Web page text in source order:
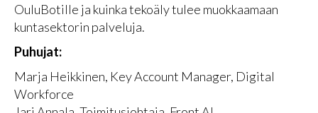
OuluBotille ja kuinka tekoäly tulee muokkaamaan
kuntasektorin palveluja.
Puhujat:
Marja Heikkinen, Key Account Manager, Digital
Workforce